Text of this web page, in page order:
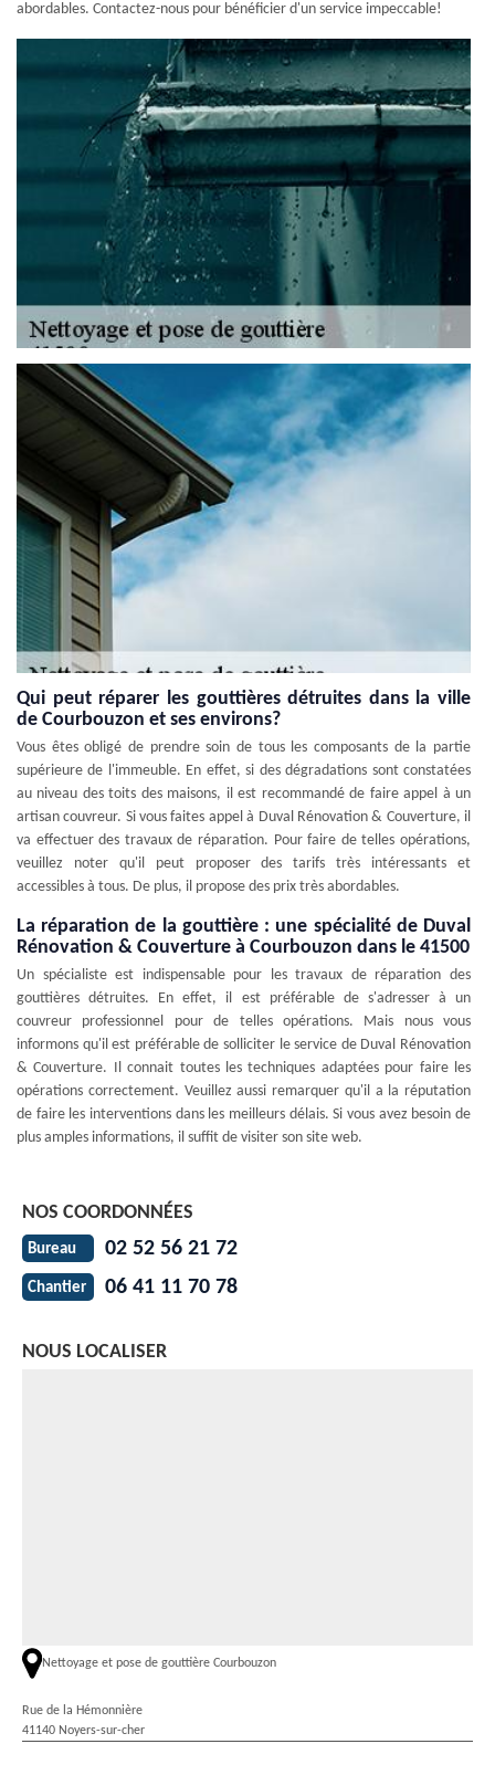
abordables. Contactez-nous pour bénéficier d'un service impeccable!
Qui peut réparer les gouttières détruites dans la ville
de Courbouzon et ses environs?
Vous êtes obligé de prendre soin de tous les composants de la partie
supérieure de l'immeuble. En effet, si des dégradations sont constatées
au niveau des toits des maisons, il est recommandé de faire appel à un
artisan couvreur. Si vous faites appel à Duval Rénovation & Couverture, il
va effectuer des travaux de réparation. Pour faire de telles opérations,
veuillez noter qu'il peut proposer des tarifs très intéressants et
accessibles à tous. De plus, il propose des prix très abordables.
La réparation de la gouttière : une spécialité de Duval
Rénovation & Couverture à Courbouzon dans le 41500
Un spécialiste est indispensable pour les travaux de réparation des
gouttières détruites. En effet, il est préférable de s'adresser à un
couvreur professionnel pour de telles opérations. Mais nous vous
informons qu'il est préférable de solliciter le service de Duval Rénovation
& Couverture. Il connait toutes les techniques adaptées pour faire les
opérations correctement. Veuillez aussi remarquer qu'il a la réputation
de faire les interventions dans les meilleurs délais. Si vous avez besoin de
plus amples informations, il suffit de visiter son site web.
NOS COORDONNÉES
Bureau 02 52 56 21 72
Chantier 06 41 11 70 78
NOUS LOCALISER
Nettoyage et pose de gouttière Courbouzon
Rue de la Hémonnière
41140 Noyers-sur-cher